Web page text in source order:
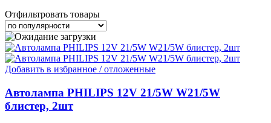
Отфильтровать товары
Добавить в избранное / отложенные
Автолампа PHILIPS 12V 21/5W W21/5W
блистер, 2шт